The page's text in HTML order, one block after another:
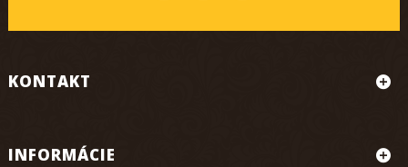
KONTAKT
INFORMÁCIE